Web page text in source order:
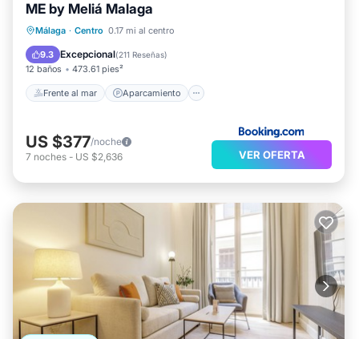
ME by Meliá Malaga
Málaga · Centro 0.17 mi al centro
9.3 Excepcional(211 Reseñas)
12 baños 473.61 pies²
Frente al mar Aparcamiento
Frente al mar Aparcamiento
Vista al mar
US $377/noche
7 noches - US $2,636 VER OFERTA